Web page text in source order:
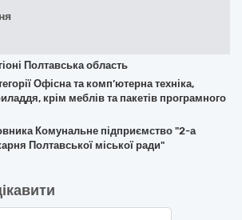
Полтавська область
Офісна та комп’ютерна техніка,
крім меблів та пакетів програмного
Комунальне підприємство "2-а
Полтавської міської ради"